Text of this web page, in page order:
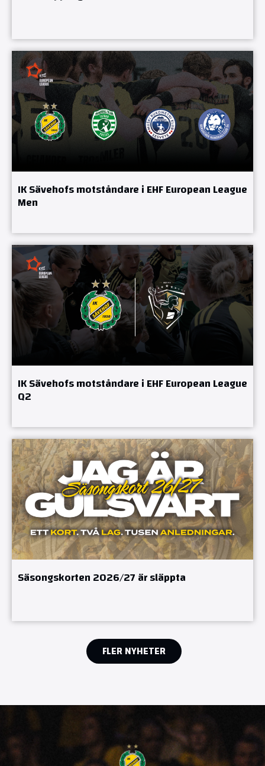
IK Sävehofs motståndare i EHF European League
Men
IK Sävehofs motståndare i EHF European League
Q2
Säsongskorten 2026/27 är släppta
FLER NYHETER